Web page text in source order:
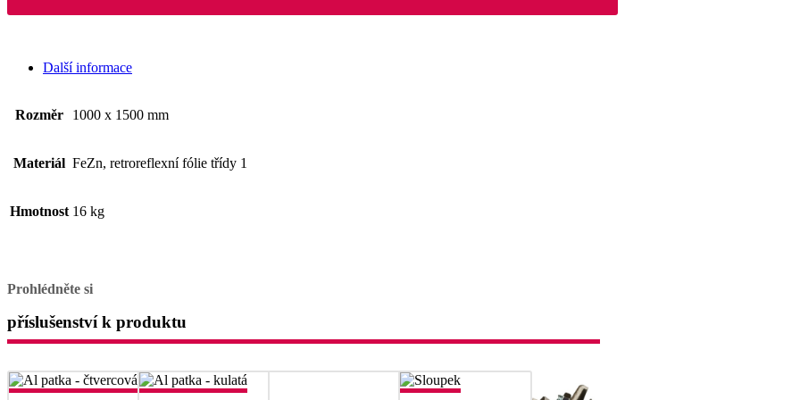
Další informace
Rozměr 1000 x 1500 mm
Materiál FeZn, retroreflexní fólie třídy 1
Hmotnost 16 kg
Prohlédněte si
příslušenství k produktu